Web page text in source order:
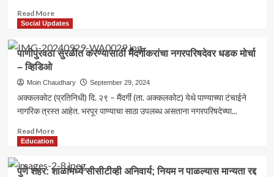
Read MoreRead
more
मध्यरात्रीनंतर
रेल्वे
रिक्षांची
‘डेंजर’
प्रवासाची
कहाणी
Social Updates
पाणीपुरवठा सुरळीत करण्यासाठी मैंदर्गीकरांचा नगरपरिषदेवर धडक मोर्चा
– व्हिडिओ
Moin Chaudhary September 29, 2024
अक्कलकोट (प्रतिनिधी) दि. २९ – मैंदर्गी (ता. अक्कलकोट) येथे पाण्याच्या टंचाईने
नागरिक त्रस्त आहेत. भरपूर पाण्याचा साठा उपलब्ध असताना नगरपरिषदेच्या...
Read MoreRead
पाणीपुरवठा
Education
पुणे शहर: शाळांमध्ये सीसीटीव्ही अनिवार्य; नियम न पाळल्यास मान्यता रद्द